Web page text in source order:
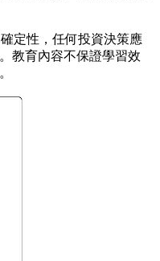
定性，任何投資決策應
教育內容不保證學習效